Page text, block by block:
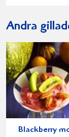
Andra
Blackberry